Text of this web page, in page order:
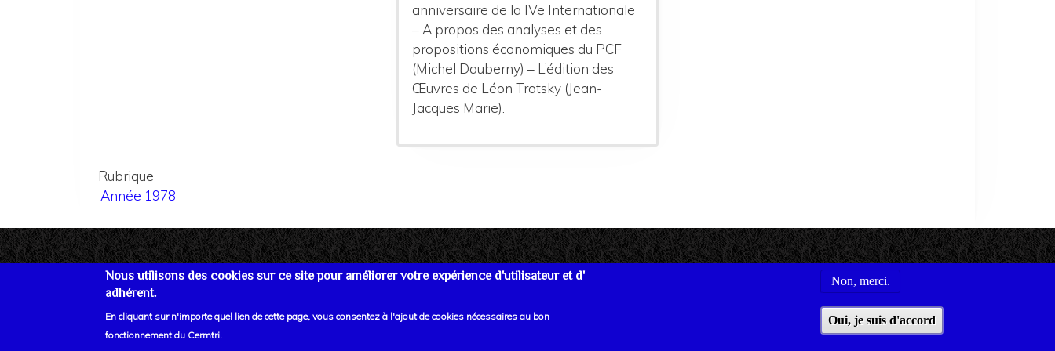
Nous utilisons des cookies sur ce site pour améliorer votre expérience d'utilisateur et d'
adhérent.
En cliquant sur n'importe quel lien de cette page, vous consentez à l'ajout de cookies nécessaires au bon
fonctionnement du Cermtri.
Non, merci.
Oui, je suis d'accord
anniversaire de la IVe Internationale
– A propos des analyses et des
propositions économiques du PCF
(Michel Dauberny) – L’édition des
Œuvres de Léon Trotsky (Jean-
Jacques Marie).
Rubrique
Année 1978
Se connecter Conditions générales d'utilisation